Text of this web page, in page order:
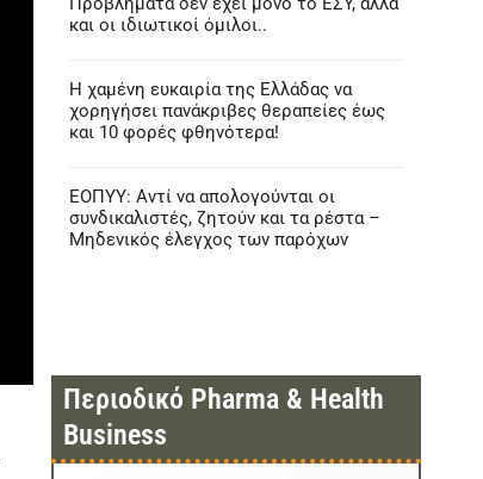
και οι ιδιωτικοί όμιλοι..
Η χαμένη ευκαιρία της Ελλάδας να
χορηγήσει πανάκριβες θεραπείες έως
και 10 φορές φθηνότερα!
ΕΟΠΥΥ: Αντί να απολογούνται οι
συνδικαλιστές, ζητούν και τα ρέστα –
Μηδενικός έλεγχος των παρόχων
Περιοδικό Pharma & Health
Business